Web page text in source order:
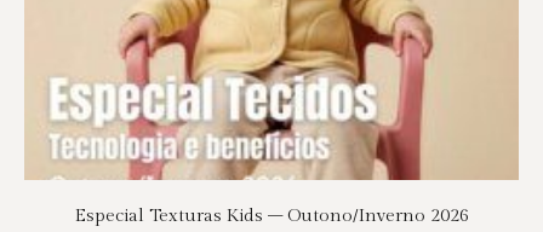
Especial Texturas Kids – Outono/Inverno 2026